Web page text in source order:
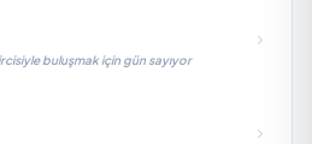
buluşmak için gün sayıyor